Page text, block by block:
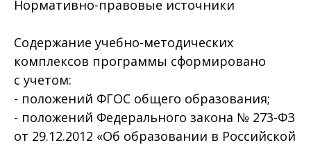
Нормативно-правовые источники
Содержание учебно-методических
комплексов программы сформировано
с учетом:
- положений ФГОС общего образования;
- положений Федерального закона № 273-ФЗ
от 29.12.2012 «Об образовании в Российской